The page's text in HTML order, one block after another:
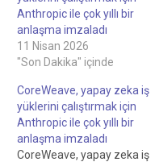
Anthropic ile çok yıllı bir
anlaşma imzaladı
11 Nisan 2026
"Son Dakika" içinde
CoreWeave, yapay zeka iş
yüklerini çalıştırmak için
Anthropic ile çok yıllı bir
anlaşma imzaladı
CoreWeave, yapay zeka iş